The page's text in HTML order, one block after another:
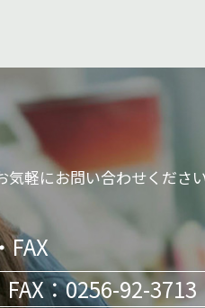
気軽にお問い合わせくださ
FAX
FAX：0256-92-3713